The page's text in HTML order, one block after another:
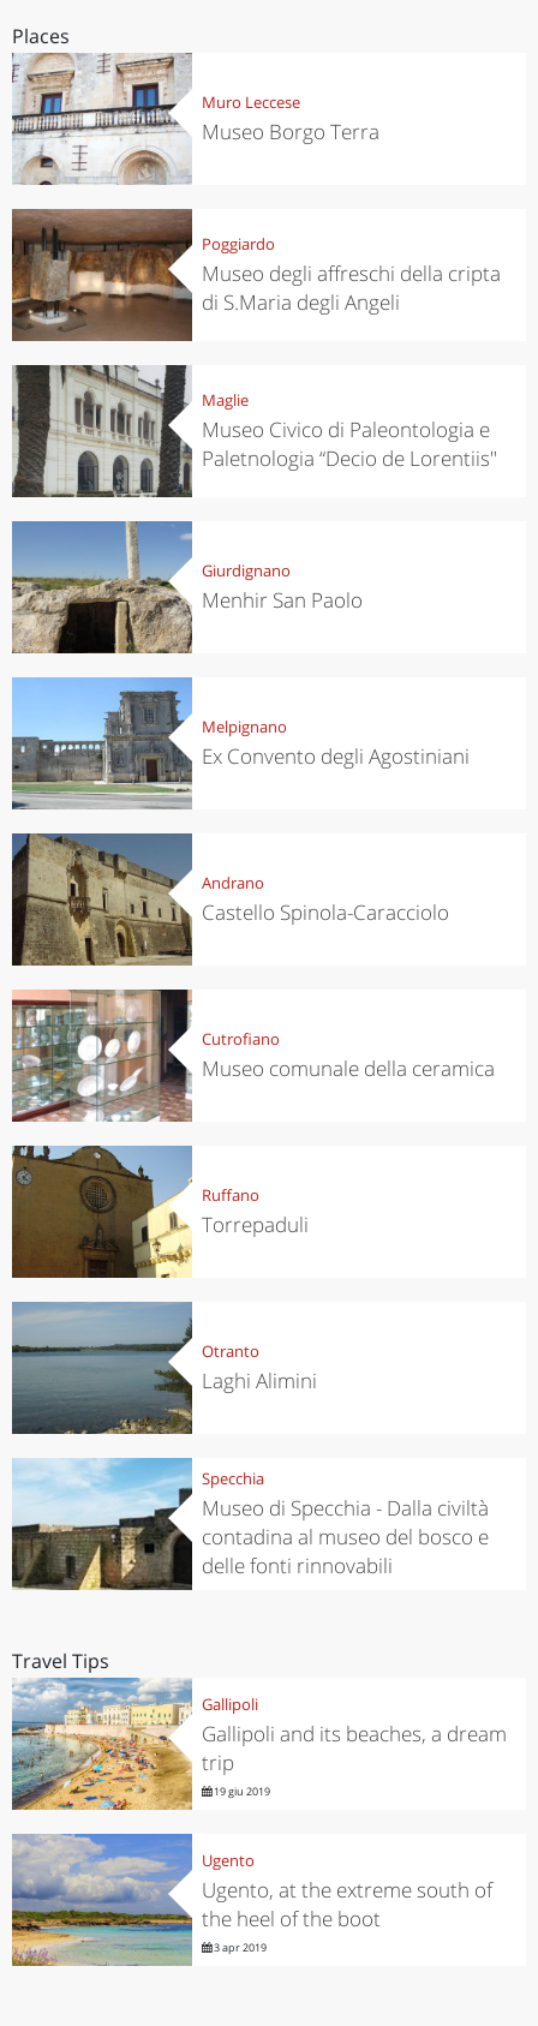
Places
Muro Leccese
Museo Borgo Terra
Poggiardo
Museo degli affreschi della cripta
di S.Maria degli Angeli
Maglie
Museo Civico di Paleontologia e
Paletnologia “Decio de Lorentiis"
Giurdignano
Menhir San Paolo
Melpignano
Ex Convento degli Agostiniani
Andrano
Castello Spinola-Caracciolo
Cutrofiano
Museo comunale della ceramica
Ruffano
Torrepaduli
Otranto
Laghi Alimini
Specchia
Museo di Specchia - Dalla civiltà
contadina al museo del bosco e
delle fonti rinnovabili
Travel Tips
Gallipoli
Gallipoli and its beaches, a dream
trip
19 giu 2019
Ugento
Ugento, at the extreme south of
the heel of the boot
3 apr 2019